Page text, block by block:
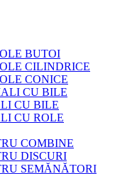
BUTOI
CILINDRICE
CONICE
CU BILE
CU BILE
CU ROLE
COMBINE
DISCURI
SEMĂNĂTORI